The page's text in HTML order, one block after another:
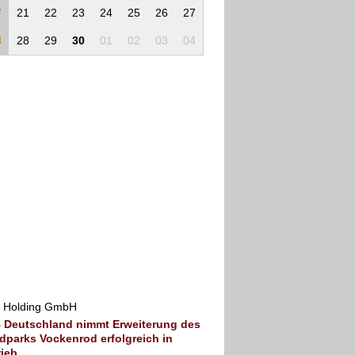
21 22 23 24 25 26 27
28 29 30 01 02 03 04
Holding GmbH
Deutschland nimmt Erweiterung des
Vockenrod erfolgreich in